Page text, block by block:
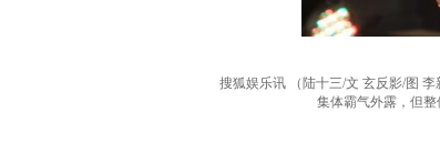
搜狐娱乐讯 （陆十三/文 玄反影/图
集体霸气外露，但